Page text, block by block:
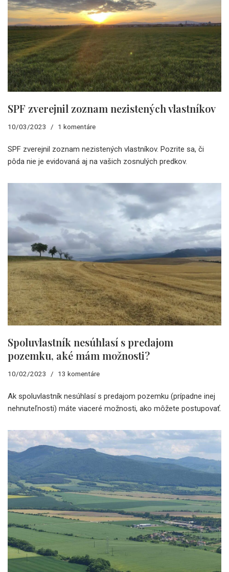
SPF zverejnil zoznam nezistených vlastníkov
10/03/2023 1 komentáre
SPF zverejnil zoznam nezistených vlastníkov. Pozrite sa, či
pôda nie je evidovaná aj na vašich zosnulých predkov.
Spoluvlastník nesúhlasí s predajom
pozemku, aké mám možnosti?
10/02/2023 13 komentáre
Ak spoluvlastník nesúhlasí s predajom pozemku (prípadne inej
nehnuteľnosti) máte viaceré možnosti, ako môžete postupovať.